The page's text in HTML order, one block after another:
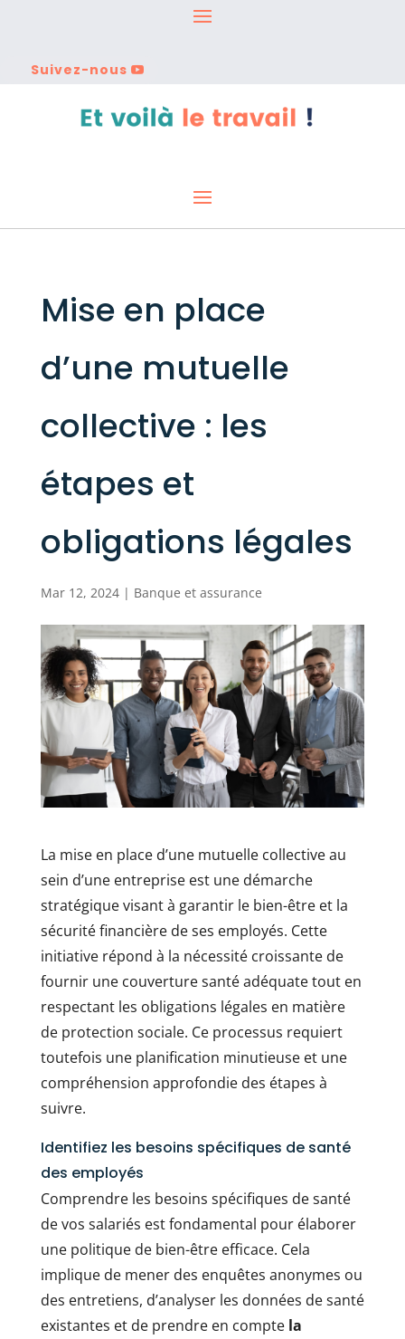
Suivez-nous
Mise en place
d’une mutuelle
collective : les
étapes et
obligations légales
Mar 12, 2024| Banque et assurance
La mise en place d’une mutuelle collective au
sein d’une entreprise est une démarche
stratégique visant à garantir le bien-être et la
sécurité financière de ses employés. Cette
initiative répond à la nécessité croissante de
fournir une couverture santé adéquate tout en
respectant les obligations légales en matière
de protection sociale. Ce processus requiert
toutefois une planification minutieuse et une
compréhension approfondie des étapes à
suivre.
Identifiez les besoins spécifiques de santé
des employés
Comprendre les besoins spécifiques de santé
de vos salariés est fondamental pour élaborer
une politique de bien-être efficace. Cela
implique de mener des enquêtes anonymes ou
des entretiens, d’analyser les données de santé
existantes et de prendre en compte la